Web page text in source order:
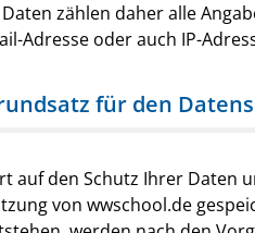
zählen daher alle
Adresse oder auch IP-
für den
auf den Schutz Ihrer Daten
von wwschool.de